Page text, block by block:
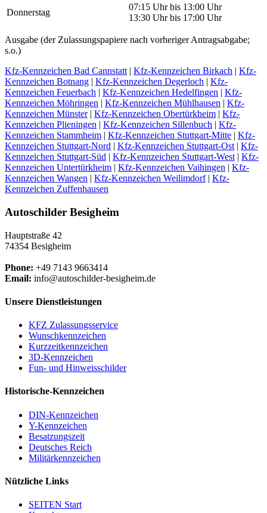
Donnerstag
07:15 Uhr bis 13:00 Uhr
13:30 Uhr bis 17:00 Uhr
Ausgabe (der Zulassungspapiere nach vorheriger Antragsabgabe;
s.o.)
Kfz-Kennzeichen Bad Cannstatt | Kfz-Kennzeichen Birkach | Kfz-
Kennzeichen Botnang | Kfz-Kennzeichen Degerloch | Kfz-
Kennzeichen Feuerbach | Kfz-Kennzeichen Hedelfingen | Kfz-
Kennzeichen Möhringen | Kfz-Kennzeichen Mühlhausen | Kfz-
Kennzeichen Münster| Kfz-Kennzeichen Obertürkheim | Kfz-
Kennzeichen Plieningen | Kfz-Kennzeichen Sillenbuch | Kfz-
Kennzeichen Stammheim | Kfz-Kennzeichen Stuttgart-Mitte | Kfz-
Kennzeichen Stuttgart-Nord | Kfz-Kennzeichen Stuttgart-Ost | Kfz-
Kennzeichen Stuttgart-Süd | Kfz-Kennzeichen Stuttgart-West | Kfz-
Kennzeichen Untertürkheim | Kfz-Kennzeichen Vaihingen | Kfz-
Kennzeichen Wangen | Kfz-Kennzeichen Weilimdorf| Kfz-
Kennzeichen Zuffenhausen
Autoschilder Besigheim
Hauptstraße 42
74354 Besigheim
Phone: +49 7143 9663414
Email: info@autoschilder-besigheim.de
Unsere Dienstleistungen
KFZ Zulassungsservice
Wunschkennzeichen
Kurzzeitkennzeichen
3D-Kennzeichen
Fun- und Hinweisschilder
Historische-Kennzeichen
DIN-Kennzeichen
Y-Kennzeichen
Besatzungszeit
Deutsches Reich
Militärkennzeichen
Nützliche Links
SEITEN Start